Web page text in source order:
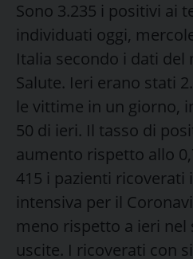
Sono 3.235 i positivi ai
individuati oggi,
Italia secondo i dati del
Salute. Ieri erano stati
le vittime in un giorno,
50 di ieri. Il tasso di
aumento rispetto allo
415 i pazienti ricoverati
intensiva per il
meno rispetto a ieri nel
uscite. I ricoverati con